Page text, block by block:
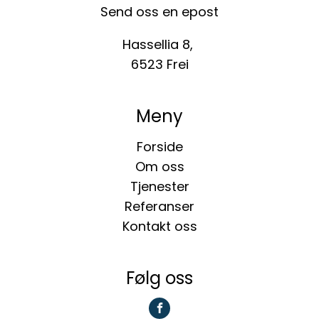
Send oss en epost
Hassellia 8,
6523 Frei
Meny
Forside
Om oss
Tjenester
Referanser
Kontakt oss
Følg oss